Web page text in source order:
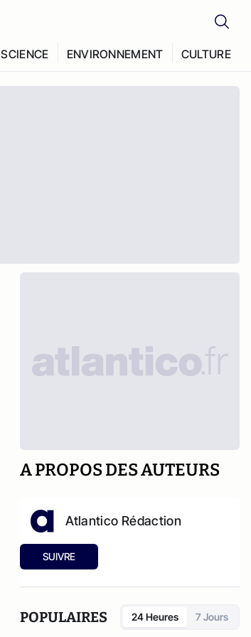
SCIENCE ENVIRONNEMENT CULTURE
A PROPOS DES AUTEURS
Atlantico Rédaction
SUIVRE
POPULAIRES 24 Heures 7 Jours